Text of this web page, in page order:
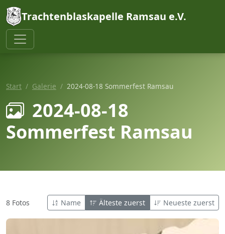
Trachtenblaskapelle Ramsau e.V.
Start Galerie 2024-08-18 Sommerfest Ramsau
2024-08-18
Sommerfest Ramsau
8 Fotos Name Älteste zuerst Neueste zuerst